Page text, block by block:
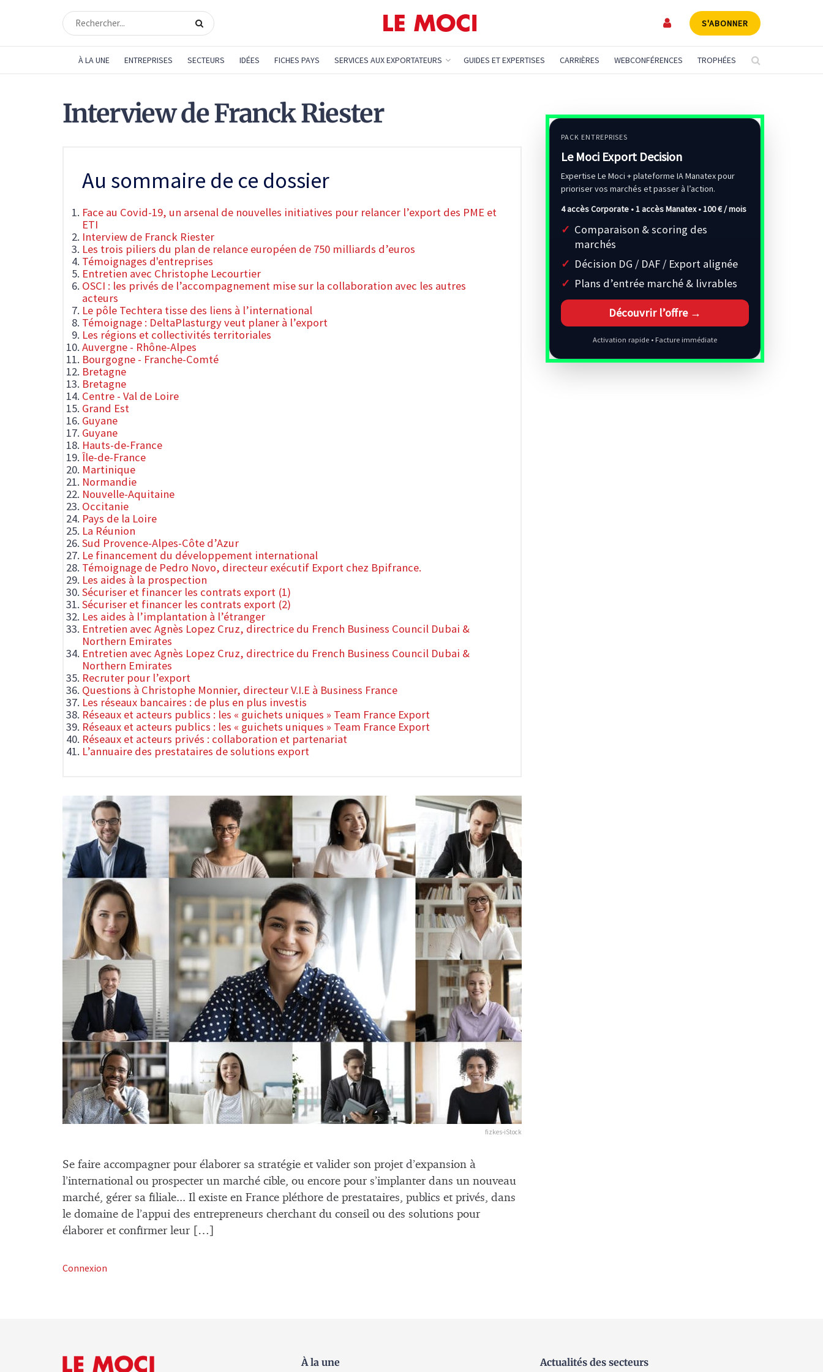
S'ABONNER
À LA UNE ENTREPRISES SECTEURS IDÉES FICHES PAYS SERVICES AUX EXPORTATEURS GUIDES ET EXPERTISES CARRIÈRES WEBCONFÉRENCES TROPHÉES
Interview de Franck Riester
Au sommaire de ce dossier
Face au Covid-19, un arsenal de nouvelles initiatives pour relancer l’export des PME et
ETI
Interview de Franck Riester
Les trois piliers du plan de relance européen de 750 milliards d’euros
Témoignages d'entreprises
Entretien avec Christophe Lecourtier
OSCI : les privés de l’accompagnement mise sur la collaboration avec les autres
acteurs
Le pôle Techtera tisse des liens à l’international
Témoignage : DeltaPlasturgy veut planer à l’export
Les régions et collectivités territoriales
Auvergne - Rhône-Alpes
Bourgogne - Franche-Comté
Bretagne
Bretagne
Centre - Val de Loire
Grand Est
Guyane
Guyane
Hauts-de-France
Île-de-France
Martinique
Normandie
Nouvelle-Aquitaine
Occitanie
Pays de la Loire
La Réunion
Sud Provence-Alpes-Côte d’Azur
Le financement du développement international
Témoignage de Pedro Novo, directeur exécutif Export chez Bpifrance.
Les aides à la prospection
Sécuriser et financer les contrats export (1)
Sécuriser et financer les contrats export (2)
Les aides à l’implantation à l’étranger
Entretien avec Agnès Lopez Cruz, directrice du French Business Council Dubai &
Northern Emirates
Entretien avec Agnès Lopez Cruz, directrice du French Business Council Dubai &
Northern Emirates
Recruter pour l’export
Questions à Christophe Monnier, directeur V.I.E à Business France
Les réseaux bancaires : de plus en plus investis
Réseaux et acteurs publics : les « guichets uniques » Team France Export
Réseaux et acteurs publics : les « guichets uniques » Team France Export
Réseaux et acteurs privés : collaboration et partenariat
L’annuaire des prestataires de solutions export
fizkes-iStock
Se faire accompagner pour élaborer sa stratégie et valider son projet d’expansion à
l’international ou prospecter un marché cible, ou encore pour s’implanter dans un nouveau
marché, gérer sa filiale... Il existe en France pléthore de prestataires, publics et privés, dans
le domaine de l’appui des entrepreneurs cherchant du conseil ou des solutions pour
élaborer et confirmer leur […]
Connexion
PACK ENTREPRISES
Le Moci Export Decision
Expertise Le Moci + plateforme IA Manatex pour
prioriser vos marchés et passer à l’action.
4 accès Corporate • 1 accès Manatex •100 € / mois
Comparaison & scoring des
marchés
Décision DG / DAF / Export alignée
Plans d’entrée marché & livrables
Découvrir l’offre →
Activation rapide • Facture immédiate
À la une Actualités des secteurs